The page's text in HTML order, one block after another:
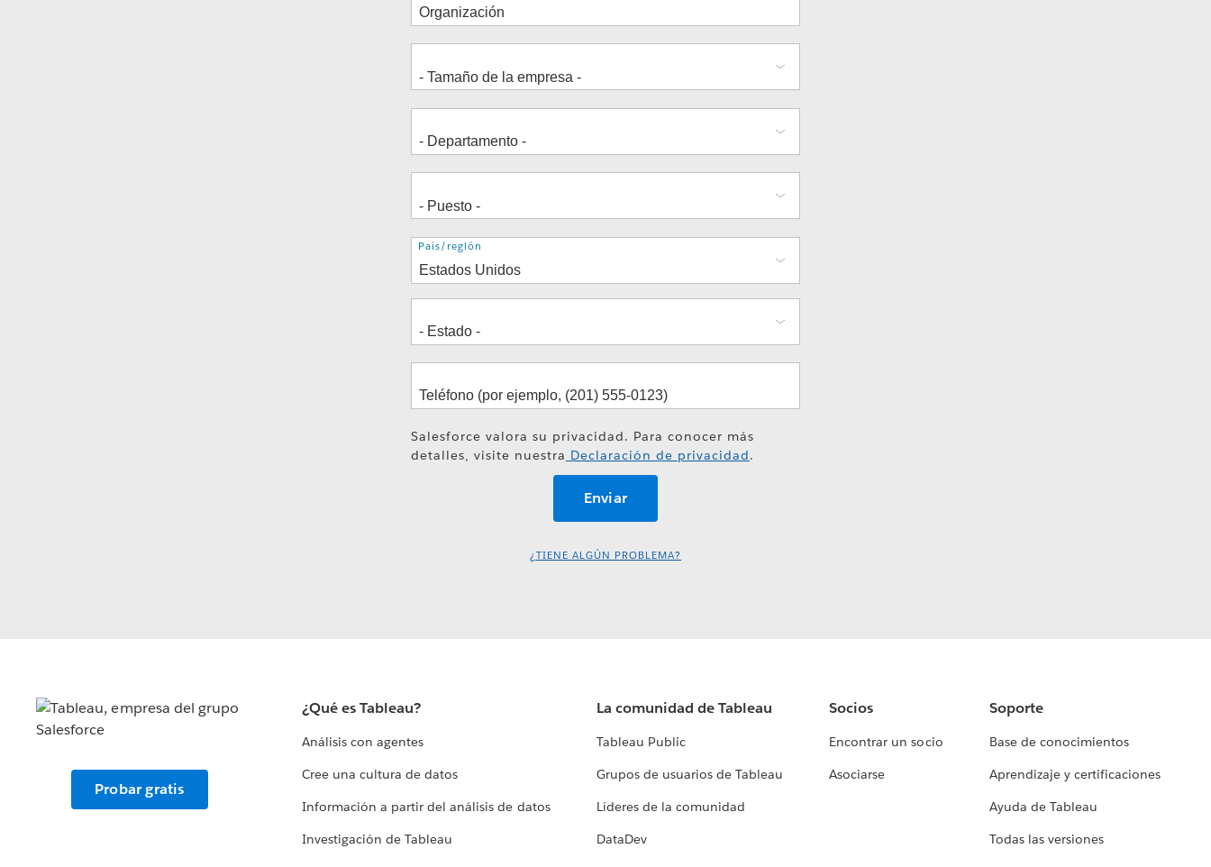
Dirección
País/región
Salesforce valora su privacidad. Para conocer más
detalles, visite nuestra Declaración de privacidad.
¿TIENE ALGÚN PROBLEMA?
Probar gratis
¿Qué es Tableau?
Análisis con agentes
Cree una cultura de datos
Información a partir del análisis de datos
Investigación de Tableau
La comunidad de Tableau
Tableau Public
Grupos de usuarios de Tableau
Líderes de la comunidad
DataDev
Socios
Encontrar un socio
Asociarse
Soporte
Base de conocimientos
Aprendizaje y certificaciones
Ayuda de Tableau
Todas las versiones